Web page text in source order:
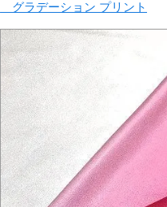
グラデーション プリント